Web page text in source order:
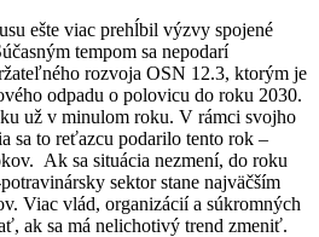
ešte viac prehĺbil výzvy spojené
tempom sa nepodarí
rozvoja OSN 12.3, ktorým je
odpadu o polovicu do roku 2030.
už v minulom roku. V rámci svojho
sa to reťazcu podarilo tento rok –
Ak sa situácia nezmení, do roku
sektor stane najväčším
Viac vlád, organizácií a súkromných
ak sa má nelichotivý trend zmeniť.